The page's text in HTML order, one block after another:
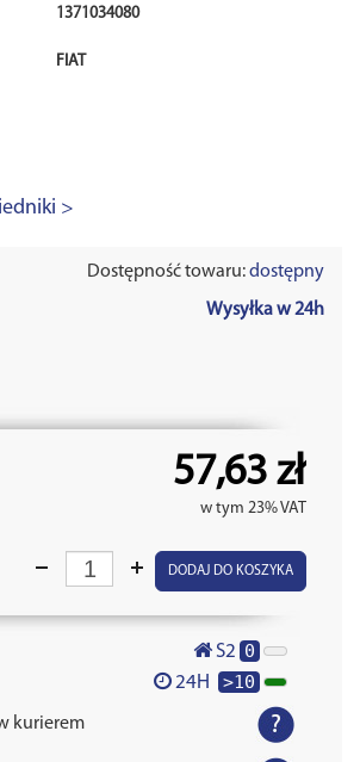
1371034080
FIAT
>
Dostępność towaru:dostępny
Wysyłka w 24h
57,63 zł
w tym 23% VAT
DODAJ DO KOSZYKA
S2 0
24H >10
kurierem